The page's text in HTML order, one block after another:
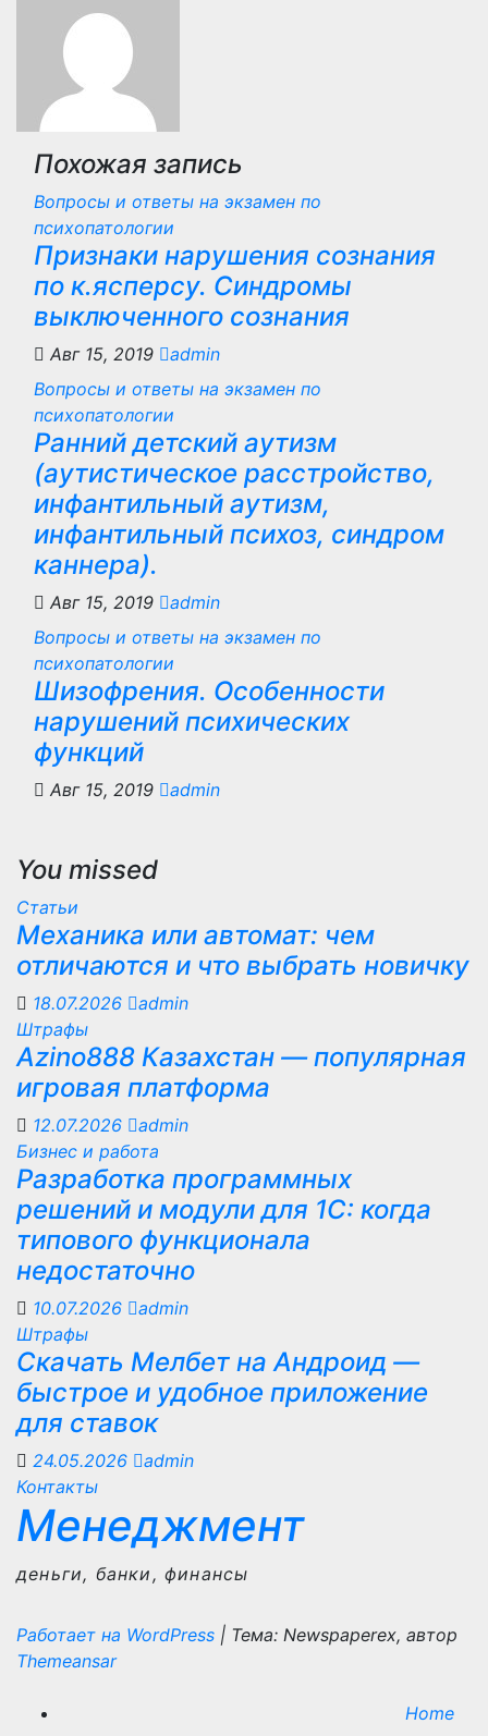
Похожая запись
Вопросы и ответы на экзамен по
психопатологии
Признаки нарушения сознания
по к.ясперсу. Синдромы
выключенного сознания
Авг 15, 2019
admin
Вопросы и ответы на экзамен по
психопатологии
Ранний детский аутизм
(аутистическое расстройство,
инфантильный аутизм,
инфантильный психоз, синдром
каннера).
Авг 15, 2019
admin
Вопросы и ответы на экзамен по
психопатологии
Шизофрения. Особенности
нарушений психических
функций
Авг 15, 2019 admin
You missed
Статьи
Механика или автомат: чем
отличаются и что выбрать новичку
18.07.2026
admin
Штрафы
Azino888 Казахстан — популярная
игровая платформа
12.07.2026
admin
Бизнес и работа
Разработка программных
решений и модули для 1С: когда
типового функционала
недостаточно
10.07.2026
admin
Штрафы
Скачать Мелбет на Андроид —
быстрое и удобное приложение
для ставок
24.05.2026
admin
Контакты
Менеджмент
деньги, банки, финансы
Работает на WordPress | Тема: Newspaperex, автор
Themeansar
Home